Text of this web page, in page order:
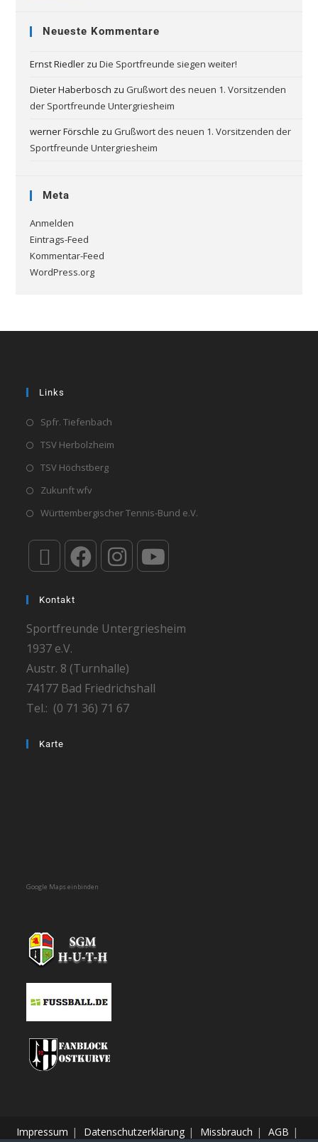
Neueste Kommentare
Ernst Riedler zuDie Sportfreunde siegen weiter!
Dieter Haberbosch zu Grußwort des neuen 1. Vorsitzenden
der Sportfreunde Untergriesheim
werner Förschle zu Grußwort des neuen 1. Vorsitzenden der
Sportfreunde Untergriesheim
Meta
Anmelden
Eintrags-Feed
Kommentar-Feed
WordPress.org
Links
Spfr. Tiefenbach
TSV Herbolzheim
TSV Höchstberg
Zukunft wfv
Württembergischer Tennis-Bund e.V.
Kontakt
Sportfreunde Untergriesheim
1937 e.V.
Austr. 8 (Turnhalle)
74177 Bad Friedrichshall
Tel.: (0 71 36) 71 67
Karte
Google Maps einbinden
Impressum Datenschutzerklärung Missbrauch
AGB